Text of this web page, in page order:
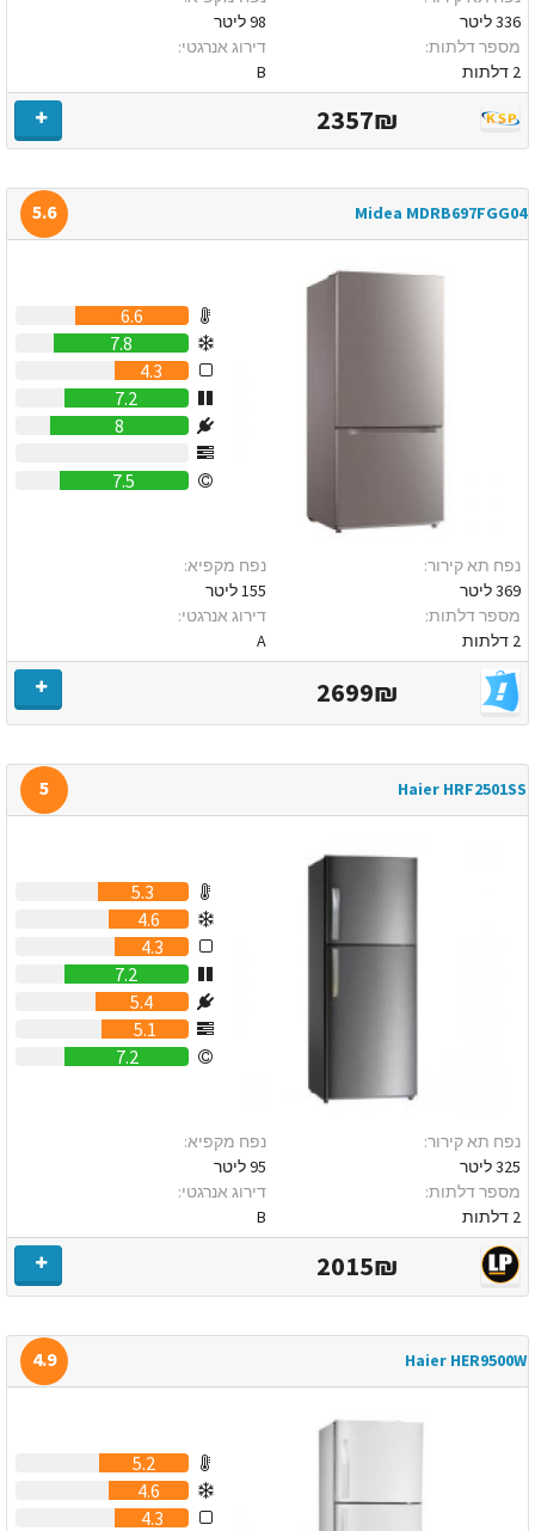
336 ליטר
מספר דלתות:
2 דלתות
98 ליטר
דירוג אנרגטי:
B
2357₪
Midea MDRB697FGG04
5.6
6.6
7.8
4.3
7.2
8
7.5
נפח תא קירור:
369 ליטר
מספר דלתות:
2 דלתות
נפח מקפיא:
155 ליטר
דירוג אנרגטי:
A
2699₪
Haier HRF2501SS
5
5.3
4.6
4.3
7.2
5.4
5.1
7.2
נפח תא קירור:
325 ליטר
מספר דלתות:
2 דלתות
נפח מקפיא:
95 ליטר
דירוג אנרגטי:
B
2015₪
Haier HER9500W
4.9
5.2
4.6
4.3